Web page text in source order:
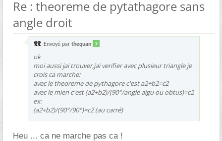
Re : theoreme de pytathagore sans
angle droit
Envoyé par thequan
ok
moi aussi jai trouver,jai verifier avec plusieur triangle je
crois ca marche:
avec le theoreme de pythagore c'est a2+b2=c2
avec le mien c'est (a2+b2)/(90°/angle aigu ou obtus)=c2
ex:
(a2+b2)/(90°/90°)=c2 (au carré)
Heu ... ca ne marche pas ca !